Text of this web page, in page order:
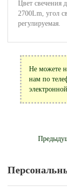
Цвет свечения
2700Lm, угол
регулируемая.
Не можете
нам по